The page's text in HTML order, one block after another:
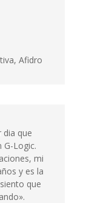
Afidro
dia que
Logic.
mi
y es la
que